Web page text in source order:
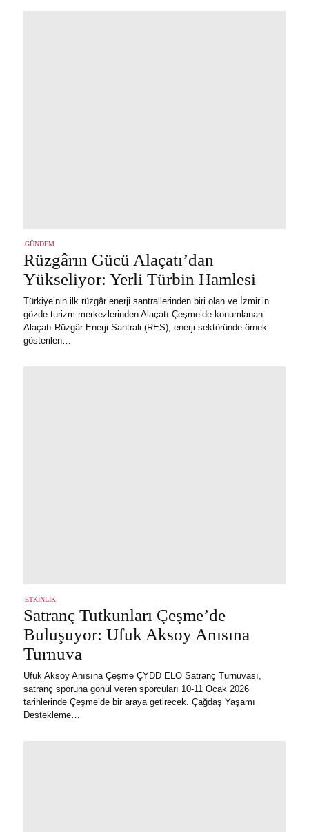
GÜNDEM
Rüzgârın Gücü Alaçatı’dan
Yükseliyor: Yerli Türbin Hamlesi
Türkiye’nin ilk rüzgâr enerji santrallerinden biri olan ve İzmir’in
gözde turizm merkezlerinden Alaçatı Çeşme’de konumlanan
Alaçatı Rüzgâr Enerji Santrali (RES), enerji sektöründe örnek
gösterilen…
ETKINLIK
Satranç Tutkunları Çeşme’de
Buluşuyor: Ufuk Aksoy Anısına
Turnuva
Ufuk Aksoy Anısına Çeşme ÇYDD ELO Satranç Turnuvası,
satranç sporuna gönül veren sporcuları 10-11 Ocak 2026
tarihlerinde Çeşme’de bir araya getirecek. Çağdaş Yaşamı
Destekleme…